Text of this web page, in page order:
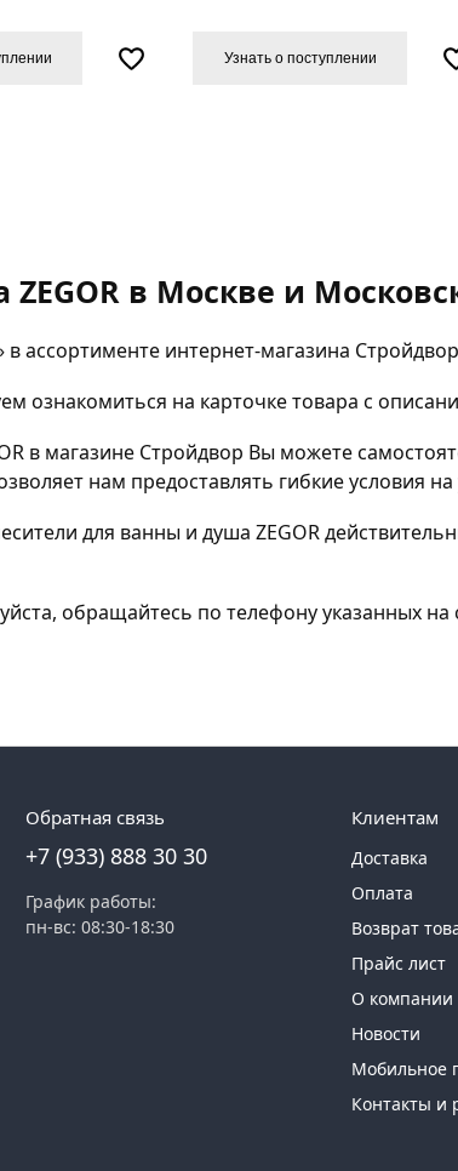
Узнать о поступлении
в Москве и
ассортименте интернет-магазина
ознакомиться на карточке товара с
в магазине Стройдвор Вы можете
нам предоставлять гибкие условия на
для ванны и душа ZEGOR
обращайтесь по телефону указанных на
Обратная связь
+7 (933) 888 30 30
График работы:
пн-вс: 08:30-18:30
Клиентам
Доставка
Оплата
Возврат
Прайс лист
О компании
Новости
Мобильное
Контакты и